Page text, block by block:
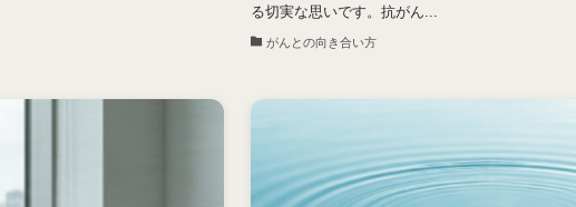
る切実な思いです。抗がん...
がんとの向き合い方